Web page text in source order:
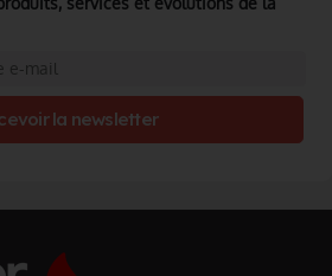
la newsletter